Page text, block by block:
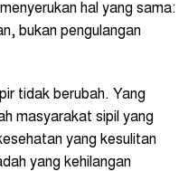
hal yang sama:
bukan pengulangan
tidak berubah. Yang
masyarakat sipil yang
yang kesulitan
yang kehilangan